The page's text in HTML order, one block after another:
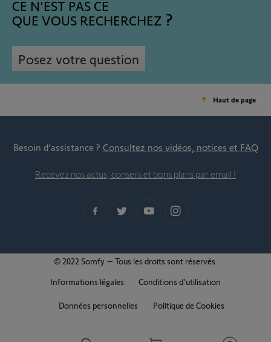
CE N'EST PAS CE
QUE VOUS RECHERCHEZ
Posez votre question
Haut de page
Besoin d’assistance ? Consultez nos vidéos, notices et FAQ
Recevez nos actus, conseils et bons plans par email !
© 2022 Somfy – Tous les droits sont réservés.
Informations légales
Conditions d'utilisation
Données personnelles Politique de Cookies